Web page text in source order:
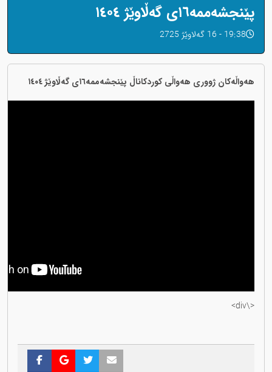
پێنجشەممە١٦ی گەڵاوێژ ١٤٠٤
19:38 - 16 گەلاوێژ 2725
هەواڵەکان ژووری هەواڵی کوردکاناڵ پێنجشەممە١٦ی گەڵاوێژ ١٤٠٤
<\div>